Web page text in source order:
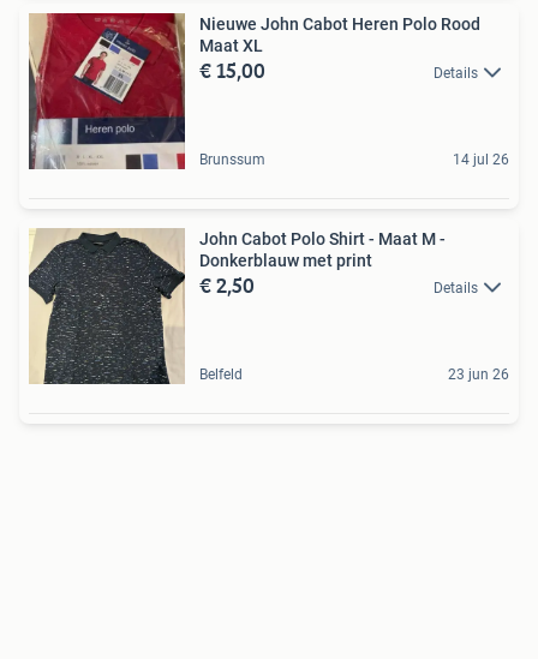
Nieuwe John Cabot Heren Polo Rood
Maat XL
€ 15,00 Details
Brunssum 14 jul 26
John Cabot Polo Shirt - Maat M -
Donkerblauw met print
€ 2,50 Details
Belfeld 23 jun 26